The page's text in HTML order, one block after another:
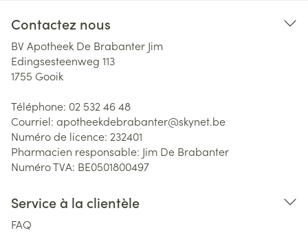
Contactez nous
BV Apotheek De Brabanter Jim
Edingsesteenweg 113
1755 Gooik
Téléphone: 02 532 46 48
Courriel: apotheekdebrabanter@skynet.be
Numéro de licence: 232401
Pharmacien responsable: Jim De Brabanter
Numéro TVA: BE0501800497
Service à la clientèle
FAQ